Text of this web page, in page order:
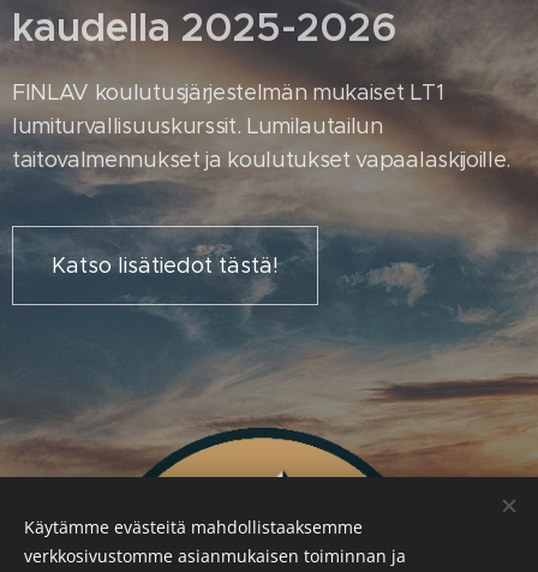
kaudella 2025-2026
FINLAV koulutusjärjestelmän mukaiset LT1
lumiturvallisuuskurssit. Lumilautailun
taitovalmennukset ja koulutukset vapaalaskijoille.
Katso lisätiedot tästä!
Käytämme evästeitä mahdollistaaksemme
verkkosivustomme asianmukaisen toiminnan ja